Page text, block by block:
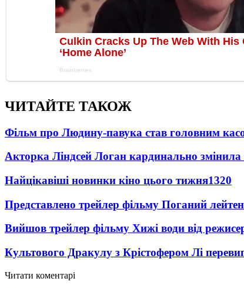
ЧИТАЙТЕ ТАКОЖ
Фільм про Людину-павука став головним
Акторка Ліндсей Логан кардинально змінила
Найцікавіші новинки кіно цього тижня1320
Представлено трейлер фільму Поганий
Вийшов трейлер фільму Хижі води від
Культового Дракулу з Крістофером Лі
Читати коментарі